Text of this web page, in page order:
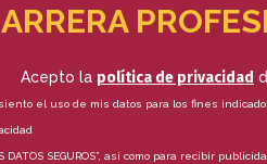
Acepto la política de privacidad
el uso de mis datos para los fines
DATOS SEGUROS”, así como para recibir